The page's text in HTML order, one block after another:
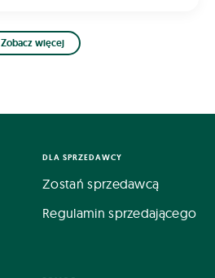
Zobacz więcej
DLA SPRZEDAWCY
Zostań sprzedawcą
Regulamin sprzedającego